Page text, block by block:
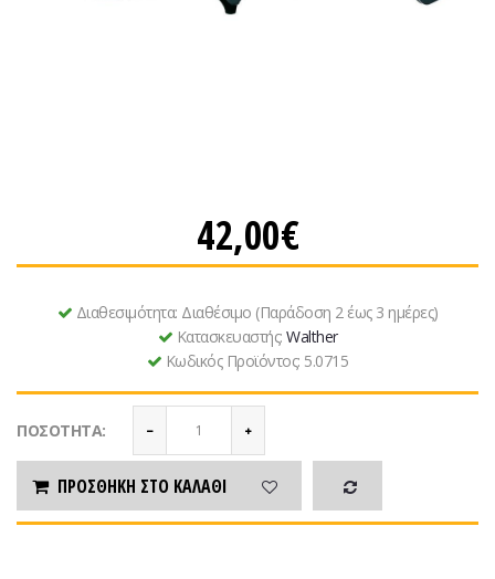
42,00€
Διαθεσιμότητα: Διαθέσιμο (Παράδοση 2 έως 3 ημέρες)
Κατασκευαστής: Walther
Κωδικός Προϊόντος: 5.0715
ΠΟΣΌΤΗΤΑ:
ΠΡΟΣΘΉΚΗ ΣΤΟ ΚΑΛΆΘΙ